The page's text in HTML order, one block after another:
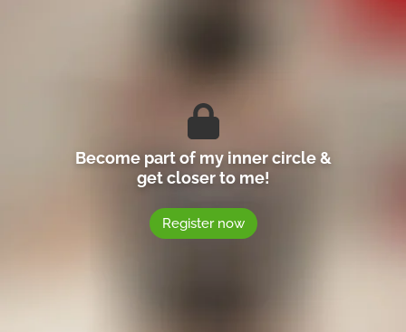
Become part of my inner circle &
get closer to me!
Register now